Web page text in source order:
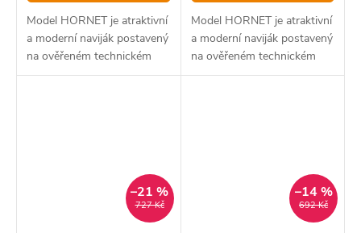
Model HORNET je atraktivní
a moderní naviják postavený
na ověřeném technickém
základě.
Model HORNET je atraktivní
a moderní naviják postavený
na ověřeném technickém
základě.
727 Kč
–21 %
692 Kč
–14 %